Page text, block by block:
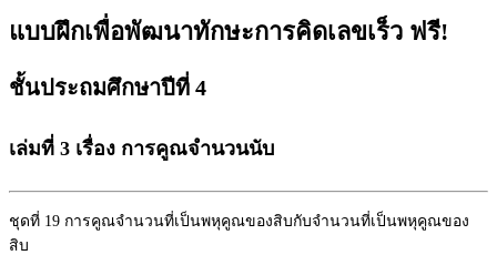
แบบฝึกเพื่อพัฒนาทักษะการคิดเลขเร็ว ฟรี!
ชั้นประถมศึกษาปีที่ 4
เล่มที่ 3 เรื่อง การคูณจำนวนนับ
ชุดที่ 19 การคูณจำนวนที่เป็นพหุคูณของสิบกับจำนวนที่เป็นพหุคูณของ
สิบ